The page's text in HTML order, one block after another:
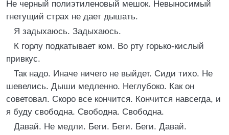
Не черный полиэтиленовый мешок. Невыносимый
гнетущий страх не дает дышать.
Я задыхаюсь. Задыхаюсь.
К горлу подкатывает ком. Во рту горько-кислый
привкус.
Так надо. Иначе ничего не выйдет. Сиди тихо. Не
шевелись. Дыши медленно. Неглубоко. Как он
советовал. Скоро все кончится. Кончится навсегда, и
я буду свободна. Свободна. Свободна.
Давай. Не медли. Беги. Беги. Беги. Давай.